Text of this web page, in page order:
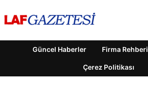
Güncel Haberler Firma Rehberi
Çerez Politikası